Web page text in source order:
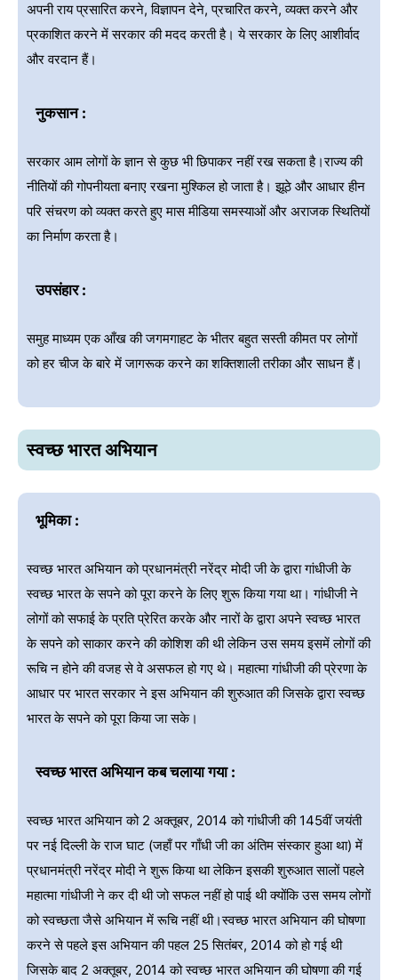
अपनी राय प्रसारित करने, विज्ञापन देने, प्रचारित करने, व्यक्त करने और
प्रकाशित करने में सरकार की मदद करती है। ये सरकार के लिए आशीर्वाद
और वरदान हैं।
नुकसान :
सरकार आम लोगों के ज्ञान से कुछ भी छिपाकर नहीं रख सकता है।राज्य की
नीतियों की गोपनीयता बनाए रखना मुश्किल हो जाता है। झूठे और आधार हीन
परि संचरण को व्यक्त करते हुए मास मीडिया समस्याओं और अराजक स्थितियों
का निर्माण करता है।
उपसंहार :
समुह माध्यम एक आँख की जगमगाहट के भीतर बहुत सस्ती कीमत पर लोगों
को हर चीज के बारे में जागरूक करने का शक्तिशाली तरीका और साधन हैं।
स्वच्छ भारत अभियान
भूमिका :
स्वच्छ भारत अभियान को प्रधानमंत्री नरेंद्र मोदी जी के द्वारा गांधीजी के
स्वच्छ भारत के सपने को पूरा करने के लिए शुरू किया गया था। गांधीजी ने
लोगों को सफाई के प्रति प्रेरित करके और नारों के द्वारा अपने स्वच्छ भारत
के सपने को साकार करने की कोशिश की थी लेकिन उस समय इसमें लोगों की
रूचि न होने की वजह से वे असफल हो गए थे। महात्मा गांधीजी की प्रेरणा के
आधार पर भारत सरकार ने इस अभियान की शुरुआत की जिसके द्वारा स्वच्छ
भारत के सपने को पूरा किया जा सके।
स्वच्छ भारत अभियान कब चलाया गया :
स्वच्छ भारत अभियान को 2 अक्तूबर, 2014 को गांधीजी की 145वीं जयंती
पर नई दिल्ली के राज घाट (जहाँ पर गाँधी जी का अंतिम संस्कार हुआ था) में
प्रधानमंत्री नरेंद्र मोदी ने शुरू किया था लेकिन इसकी शुरुआत सालों पहले
महात्मा गांधीजी ने कर दी थी जो सफल नहीं हो पाई थी क्योंकि उस समय लोगों
को स्वच्छता जैसे अभियान में रूचि नहीं थी।स्वच्छ भारत अभियान की घोषणा
करने से पहले इस अभियान की पहल 25 सितंबर, 2014 को हो गई थी
जिसके बाद 2 अक्तूबर, 2014 को स्वच्छ भारत अभियान की घोषणा की गई